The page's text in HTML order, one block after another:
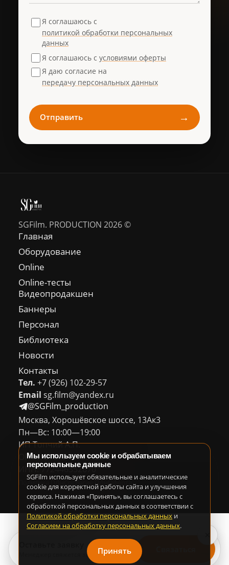
Я соглашаюсь с
политикой обработки персональных
данных
Я соглашаюсь с условиями оферты
Я даю согласие на
передачу персональных данных
Отправить →
Менеджер свяжется за 30 минут
SGFilm. PRODUCTION 2026 ©
Главная
Оборудование
Online
Online-тесты
Видеопродакшен
Баннеры
Персонал
Библиотека
Новости
Контакты
Тел. +7 (926) 102-29-57
Email sg.film@yandex.ru
@SGFilm_production
Москва, Хорошёвское шоссе, 13Ак3
Пн—Вс: 10:00—19:00
ИП Топчий А.П.
ОГРН: 318774600542245
ИНН: 772446352670
Политика ПДнСогласие ПДнОферта
Мы используем cookie и обрабатываем
персональные данные
SGFilm использует обязательные и аналитические
cookie для корректной работы сайта и улучшения
сервиса. Нажимая «Принять», вы соглашаетесь с
обработкой персональных данных в соответствии с
Политикой обработки персональных данных и
Согласием на обработку персональных данных.
Принять